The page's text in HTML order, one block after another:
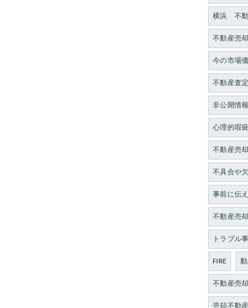
横浜 不
不動産売
今の市場
不動産査定
非公開情報
心理的瑕疵
不動産売
不具合や
事前に伝
不動産売
トラブル
FIRE
不動産売
売却不動